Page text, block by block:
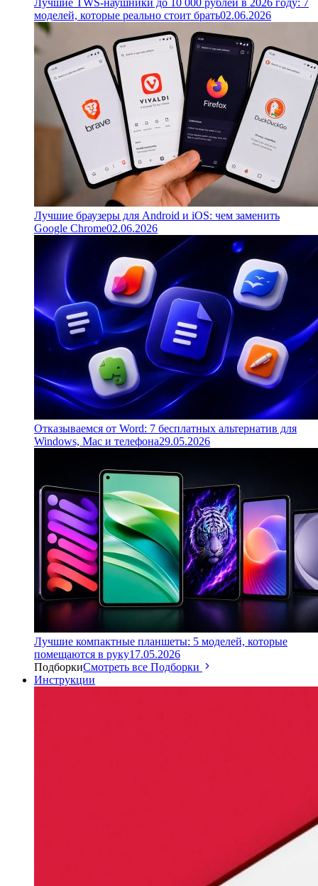
Лучшие TWS-наушники до 10 000 рублей в 2026 году: 7
моделей, которые реально стоит брать02.06.2026
Лучшие браузеры для Android и iOS: чем заменить
Google Chrome02.06.2026
Отказываемся от Word: 7 бесплатных альтернатив для
Windows, Mac и телефона29.05.2026
Лучшие компактные планшеты: 5 моделей, которые
помещаются в руку17.05.2026
ПодборкиСмотреть все Подборки
Инструкции